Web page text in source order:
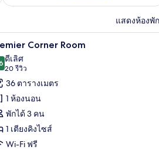
แสดงห้องพัก
, พื้นที่ทำงานแบบใช้แล็ปท็อป
ถ่าย
หมด
1 ห้องนอน, ตู้
6 Corner Room
จาก 10
ดีเลิศ
20 รีวิว
(20
รีวิว)
36 ตารางเมตร
1 ห้องนอน
พักได้ 3 คน
1 เตียงคิงไซส์
Wi-Fi ฟรี